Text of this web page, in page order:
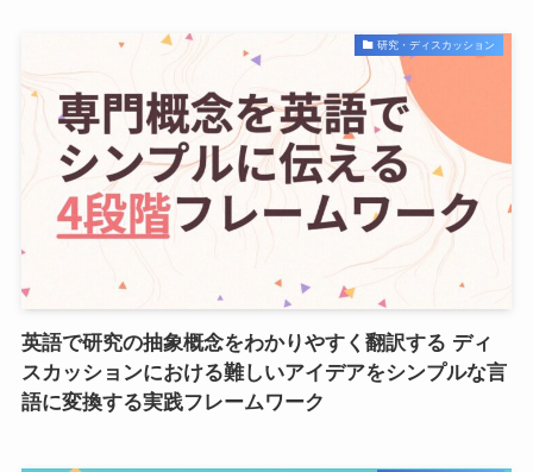
研究・ディスカッション
英語で研究の抽象概念をわかりやすく翻訳する ディ
スカッションにおける難しいアイデアをシンプルな言
語に変換する実践フレームワーク